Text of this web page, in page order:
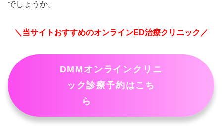
でしょうか。
＼当サイトおすすめのオンラインED治療クリニック／
DMMオンラインクリニ
ック診療予約はこち
ら